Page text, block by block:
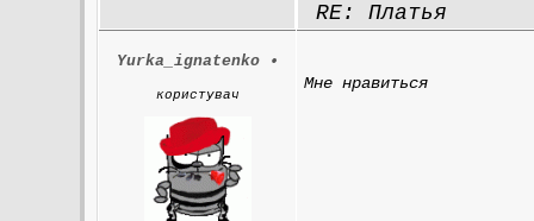
RE: Платья
Yurka_ignatenko •
користувач
Мне нравиться